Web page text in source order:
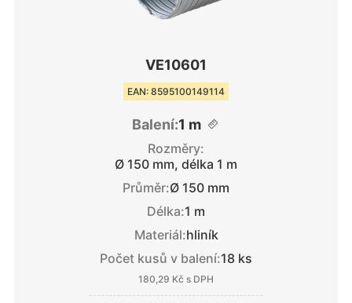
VE10601
EAN: 8595100149114
Balení:1 m
Rozměry:
Ø 150 mm, délka 1 m
Průměr:Ø 150 mm
Délka:1 m
Materiál:hliník
Počet kusů v balení:18 ks
180,29 Kč s DPH